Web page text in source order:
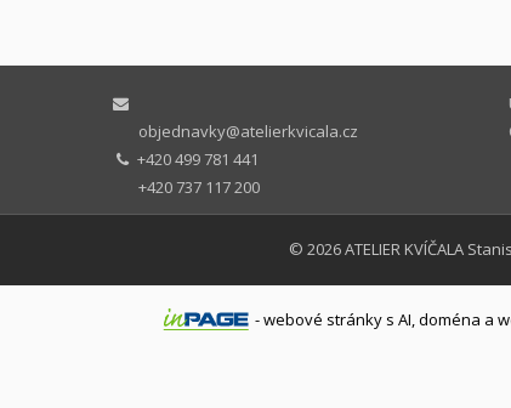
objednavky@atelierkvicala.cz
+420 499 781 441
+420 737 117 200
© 2026ATELIER KVÍČALA
-webové stránky s AI, doména a